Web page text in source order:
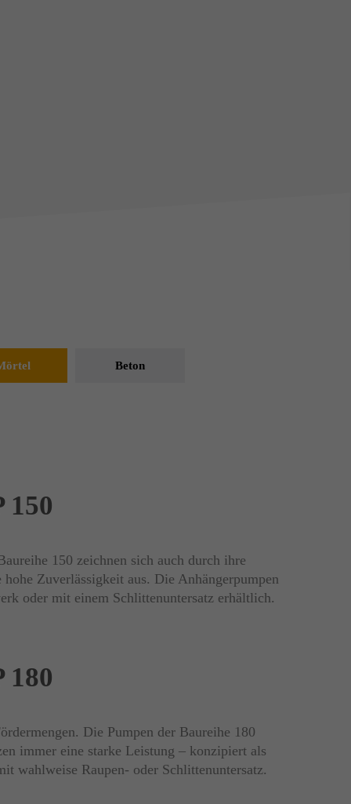
Beton
150
150 zeichnen sich auch durch ihre
Zuverlässigkeit aus. Die Anhängerpumpen
oder mit einem Schlittenuntersatz erhältlich.
180
Die Pumpen der Baureihe 180
immer eine starke Leistung – konzipiert als
wahlweise Raupen- oder Schlittenuntersatz.